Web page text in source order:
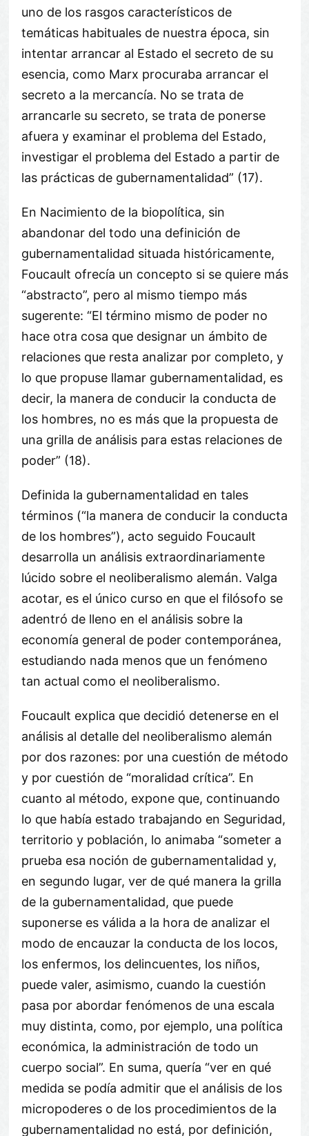
uno de los rasgos característicos de
temáticas habituales de nuestra época, sin
intentar arrancar al Estado el secreto de su
esencia, como Marx procuraba arrancar el
secreto a la mercancía. No se trata de
arrancarle su secreto, se trata de ponerse
afuera y examinar el problema del Estado,
investigar el problema del Estado a partir de
las prácticas de gubernamentalidad” (17).
En Nacimiento de la biopolítica, sin
abandonar del todo una definición de
gubernamentalidad situada históricamente,
Foucault ofrecía un concepto si se quiere más
“abstracto”, pero al mismo tiempo más
sugerente: “El término mismo de poder no
hace otra cosa que designar un ámbito de
relaciones que resta analizar por completo, y
lo que propuse llamar gubernamentalidad, es
decir, la manera de conducir la conducta de
los hombres, no es más que la propuesta de
una grilla de análisis para estas relaciones de
poder” (18).
Definida la gubernamentalidad en tales
términos (“la manera de conducir la conducta
de los hombres”), acto seguido Foucault
desarrolla un análisis extraordinariamente
lúcido sobre el neoliberalismo alemán. Valga
acotar, es el único curso en que el filósofo se
adentró de lleno en el análisis sobre la
economía general de poder contemporánea,
estudiando nada menos que un fenómeno
tan actual como el neoliberalismo.
Foucault explica que decidió detenerse en el
análisis al detalle del neoliberalismo alemán
por dos razones: por una cuestión de método
y por cuestión de “moralidad crítica”. En
cuanto al método, expone que, continuando
lo que había estado trabajando en Seguridad,
territorio y población, lo animaba “someter a
prueba esa noción de gubernamentalidad y,
en segundo lugar, ver de qué manera la grilla
de la gubernamentalidad, que puede
suponerse es válida a la hora de analizar el
modo de encauzar la conducta de los locos,
los enfermos, los delincuentes, los niños,
puede valer, asimismo, cuando la cuestión
pasa por abordar fenómenos de una escala
muy distinta, como, por ejemplo, una política
económica, la administración de todo un
cuerpo social”. En suma, quería “ver en qué
medida se podía admitir que el análisis de los
micropoderes o de los procedimientos de la
gubernamentalidad no está, por definición,